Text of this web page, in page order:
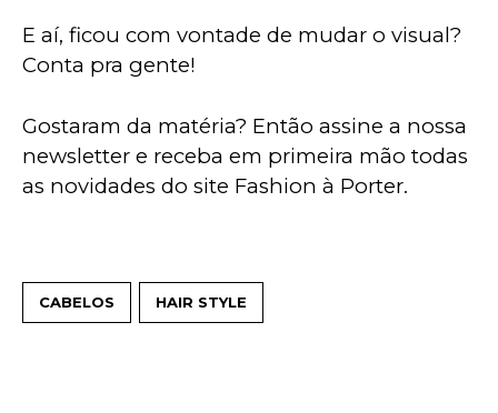
E aí, ficou com vontade de mudar o visual?
Conta pra gente!
Gostaram da matéria? Então assine a nossa
newsletter e receba em primeira mão todas
as novidades do site Fashion à Porter.
CABELOS HAIR STYLE